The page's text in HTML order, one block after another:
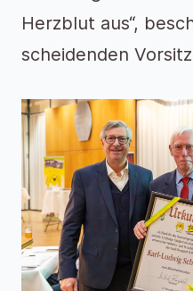
Herzblut aus“,
scheidenden